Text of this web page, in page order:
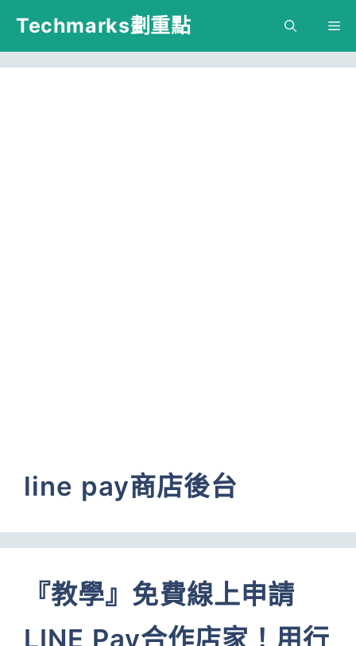
跳
主
Techmarks劃重點
line pay商店後台
『教學』免費線上申請
LINE Pay合作店家！用行